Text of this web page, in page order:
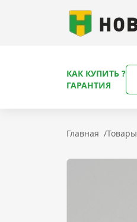
КАК КУПИТЬ ?
ГАРАНТИЯ
Главная /Товары